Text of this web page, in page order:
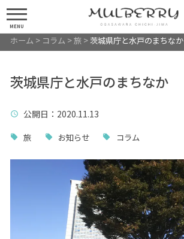
MENU
ホーム > コラム >旅> 茨城県庁と水戸のまちなか
茨城県庁と水戸のまちなか
公開日 ：2020.11.13
旅 お知らせ コラム